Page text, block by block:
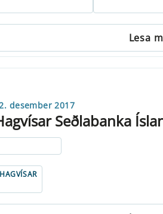
Lesa
desember 2017
Seðlabanka
HAGVÍSAR